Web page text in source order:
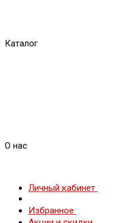
Каталог
О нас
Личный кабинет
Избранное